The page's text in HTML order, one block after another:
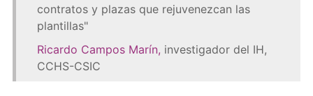
contratos y plazas que rejuvenezcan las
plantillas"
Ricardo Campos Marín, investigador del IH,
CCHS-CSIC